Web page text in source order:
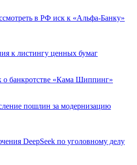
в РФ иск к «Альфа-Банку»
к листингу ценных бумаг
банкротстве «Кама Шиппинг»
пошлин за модернизацию
DeepSeek по уголовному делу